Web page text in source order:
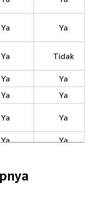
Ya Ya
Ya Tidak
Ya
Ya
Ya
Ya
Ya Ya
Ya
Ya